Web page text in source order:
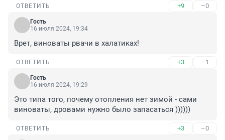
ОТВЕТИТЬ +9 –0
Гость
16 июля 2024, 19:34
Врет, виноваты рвачи в халатиках!
ОТВЕТИТЬ +3 –1
Гость
16 июля 2024, 19:29
Это типа того, почему отопления нет зимой - сами
виноваты, дровами нужно было запасаться ))))))
ОТВЕТИТЬ +3 –0